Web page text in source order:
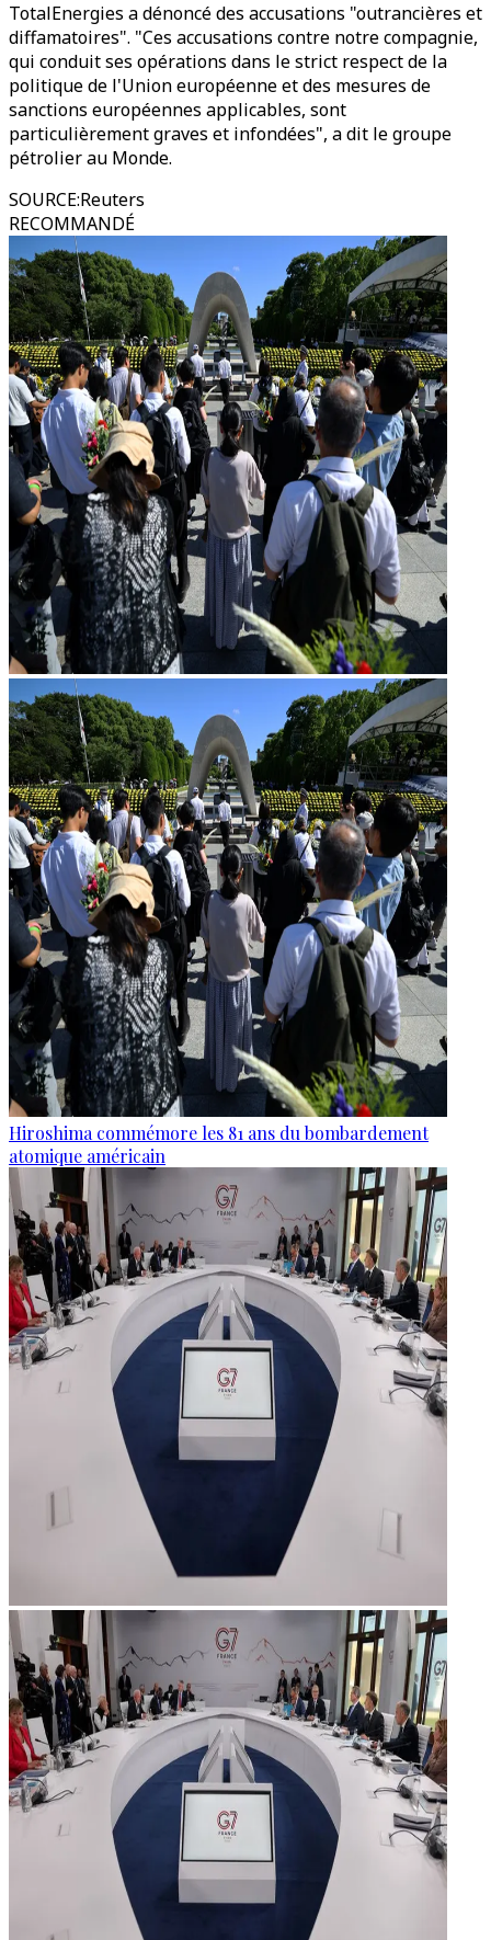
TotalEnergies a dénoncé des accusations "outrancières et
diffamatoires". "Ces accusations contre notre compagnie,
qui conduit ses opérations dans le strict respect de la
politique de l'Union européenne et des mesures de
sanctions européennes applicables, sont
particulièrement graves et infondées", a dit le groupe
pétrolier au Monde.
SOURCE:Reuters
RECOMMANDÉ
Hiroshima commémore les 81 ans du bombardement
atomique américain